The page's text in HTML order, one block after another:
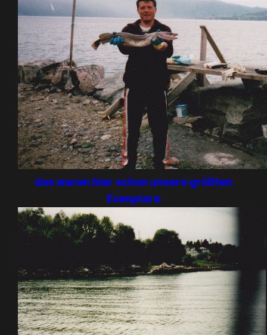
das waren hier schon unsere größten
Exenplare